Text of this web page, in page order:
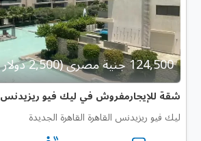
124,500 جنية مصرى (2,500 دولار امريكى)
شقة للإيجارمفروش في ليك فيو ريزيدنس
ليك فيو ريزيدنس القاهرة القاهرة الجديدة